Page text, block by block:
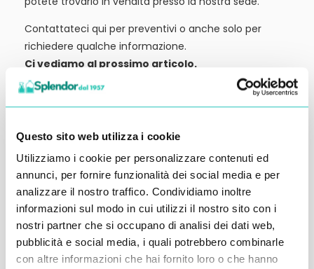
Questo sito web utilizza i cookie
Utilizziamo i cookie per personalizzare contenuti ed
annunci, per fornire funzionalità dei social media e per
analizzare il nostro traffico. Condividiamo inoltre
informazioni sul modo in cui utilizzi il nostro sito con i
nostri partner che si occupano di analisi dei dati web,
pubblicità e social media, i quali potrebbero combinarle
con altre informazioni che hai fornito loro o che hanno
Contattateci qui per preventivi o anche solo per
richiedere qualche informazione.
Ci vediamo al prossimo articolo.
Alessandro Alfonsetti
Inserisci i tuoi dati qui, ti ricontatteremo
entro 48 ore